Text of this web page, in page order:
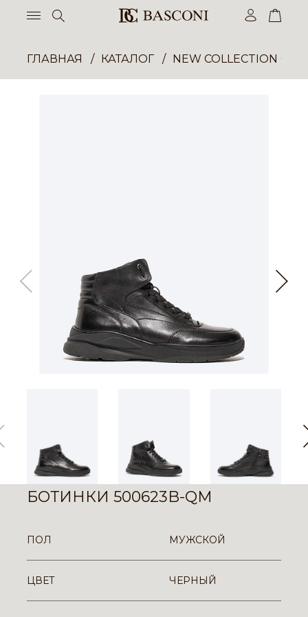
ГЛАВНАЯ КАТАЛОГ NEW COLLECTION
БОТИНКИ 500623B-QM
ПОЛ МУЖСКОЙ
ЦВЕТ ЧЕРНЫЙ